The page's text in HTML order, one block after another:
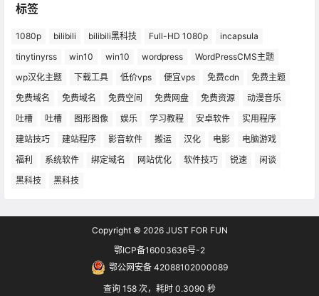
标签
1080p bilibili bilibili黑科技 Full-HD 1080p
incapsula
tinytinyrss
win10 win10 wordpress
WordPressCMS主题
wp汉化主题
下载工具 低价vps 便宜vps 免费cdn
免费主题
免费域名
免费域名 免费空间 免费网盘 免费资源
动漫音乐
吐槽
吐槽 图形图像 娱乐 学习教程 安卓软件
实用程序
建站技巧
建站程序 影音软件 搬运 汉化 电影
电脑游戏
福利
系统软件 绑定域名 网站优化 软件技巧 锐速
闲谈
黑科技
黑科技
Copyright © 2026JUST FOR FUN
鄂ICP备16003636号-2
鄂公网安备 42088102000089
查询 158 次，耗时 0.3090 秒